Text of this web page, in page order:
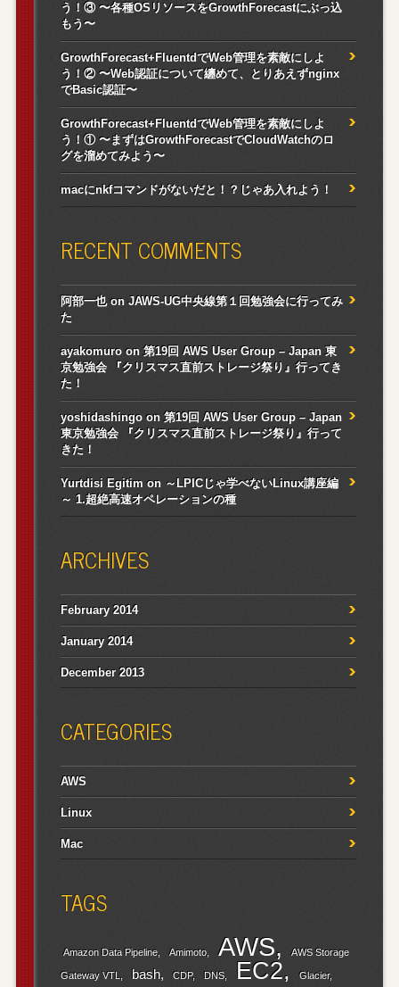
う！③ 〜各種OSリソースをGrowthForecastにぶっ込
もう〜
GrowthForecast+FluentdでWeb管理を素敵にしよ
う！② 〜Web認証について纏めて、とりあえずnginx
でBasic認証〜
GrowthForecast+FluentdでWeb管理を素敵にしよ
う！① 〜まずはGrowthForecastでCloudWatchのロ
グを溜めてみよう〜
macにnkfコマンドがないだと！？じゃあ入れよう！
RECENT COMMENTS
阿部一也onJAWS-UG中央線第１回勉強会に行ってみ
た
ayakomuroon第19回 AWS User Group – Japan 東
京勉強会 『クリスマス直前ストレージ祭り』行ってき
た！
yoshidashingoon第19回 AWS User Group – Japan
東京勉強会 『クリスマス直前ストレージ祭り』行って
きた！
Yurtdisi Egitim on ～LPICじゃ学べないLinux講座編
～ 1.超絶高速オペレーションの種
ARCHIVES
February 2014
January 2014
December 2013
CATEGORIES
AWS
Linux
Mac
TAGS
Amazon Data Pipeline Amimoto AWS AWS Storage
Gateway VTL bash CDP DNS EC2 Glacier